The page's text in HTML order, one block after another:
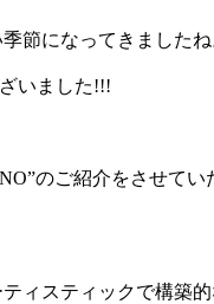
節になってきましたね
いました!!!
のご紹介をさせてい
ィスティックで構築